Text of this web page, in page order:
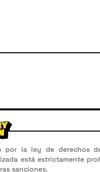
por la ley de derechos
está estrictamente
sanciones.